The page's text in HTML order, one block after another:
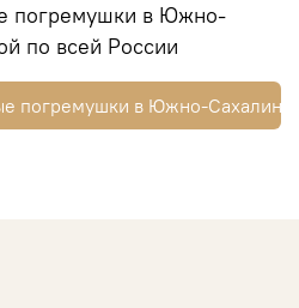
погремушки в Южно-
по всей России
погремушки в Южно-